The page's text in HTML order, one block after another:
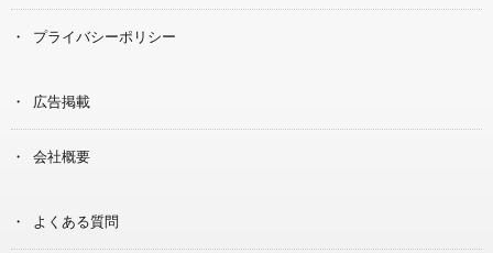
プライバシーポリシー
広告掲載
会社概要
よくある質問